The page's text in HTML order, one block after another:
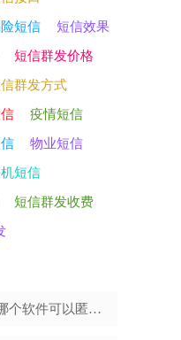
短信 短信效果
短信群发价格
群发方式
疫情短信
物业短信
短信
短信群发收费
哪个平台可以匿名发短信(哪个软件可以匿名发短信)